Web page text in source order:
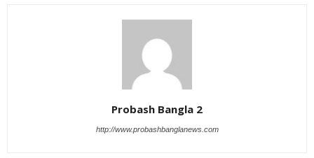
Probash Bangla 2
http://www.probashbanglanews.com